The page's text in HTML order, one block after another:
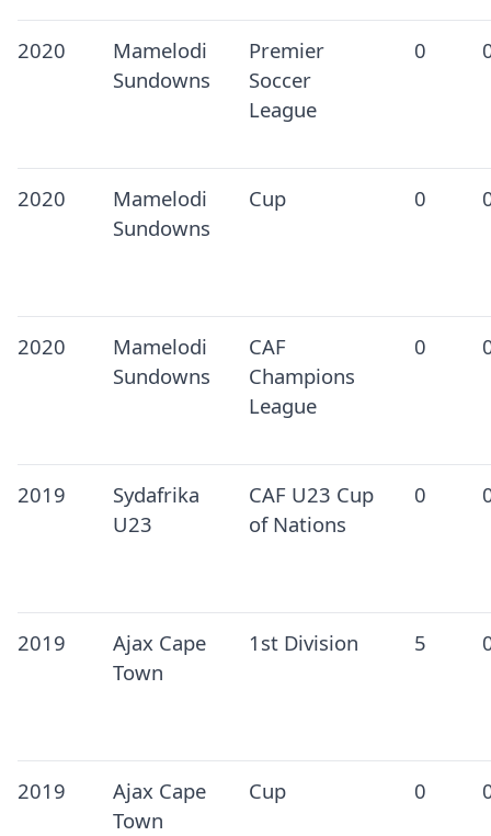
2020
Mamelodi
Sundowns
Premier
Soccer
League
0
2020
Mamelodi
Sundowns
Cup 0
2020
Mamelodi
Sundowns
CAF
Champions
League
0
2019
Sydafrika
U23
CAF U23 Cup
of Nations
0
2019
Ajax Cape
Town
1st Division 5
2019
Ajax Cape
Town
Cup 0